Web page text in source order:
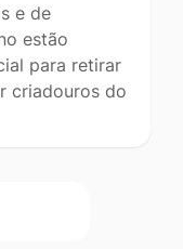
e de
estão
para retirar
criadouros do